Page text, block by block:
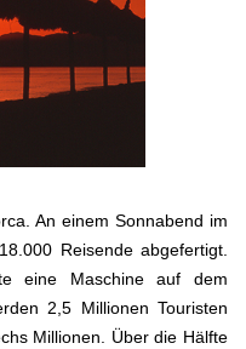
An einem Sonnabend im
Reisende abgefertigt.
eine Maschine auf dem
2,5 Millionen Touristen
Millionen. Über die Hälfte